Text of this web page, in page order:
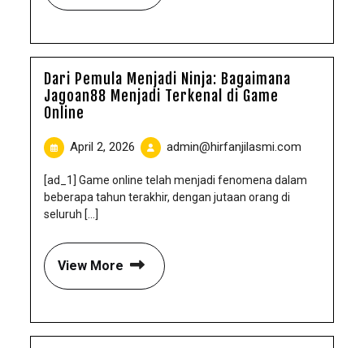
Dari Pemula Menjadi Ninja: Bagaimana
Jagoan88 Menjadi Terkenal di Game
Online
April 2, 2026 admin@hirfanjilasmi.com
[ad_1] Game online telah menjadi fenomena dalam
beberapa tahun terakhir, dengan jutaan orang di
seluruh [...]
View More